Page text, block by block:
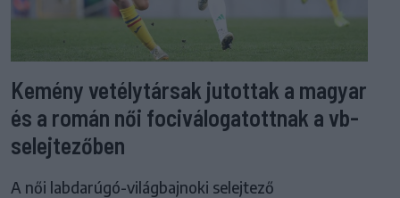
Kemény vetélytársak jutottak a magyar
és a román női fociválogatottnak a vb-
selejtezőben
A női labdarúgó-világbajnoki selejtező